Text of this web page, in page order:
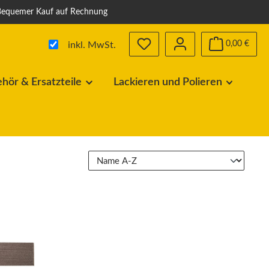
Kauf auf Rechnung
inkl. MwSt. Du hast 0 Produkte auf dem
0,00 €
& Ersatzteile Lackieren und Polieren